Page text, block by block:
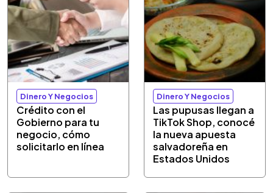
Dinero Y Negocios
Crédito con el
Gobierno para tu
negocio, cómo
solicitarlo en línea
Dinero Y Negocios
Las pupusas llegan a
TikTok Shop, conocé
la nueva apuesta
salvadoreña en
Estados Unidos